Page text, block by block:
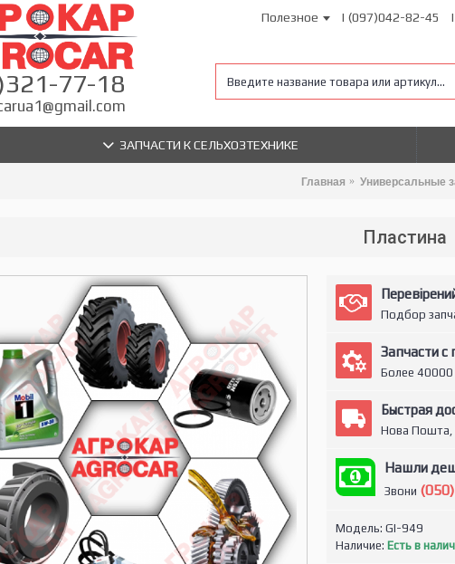
77-18
Полезное | (097)042-82-45
ЗАПЧАСТИ К СЕЛЬХОЗТЕХНИКЕ
Главная Универсальные
Пластина
Подбор
Запчасти с
Более 40000
Быстрая
Нова Пошта,
Нашли
Звони
Модель: GI-949
Наличие: Есть в